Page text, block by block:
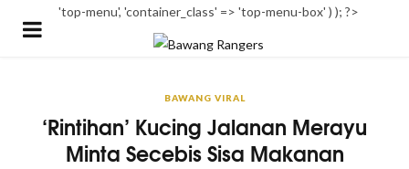
'top-menu', 'container_class' => 'top-menu-box' ) ); ?>
BAWANG VIRAL
‘Rintihan’ Kucing Jalanan Merayu
Minta Secebis Sisa Makanan